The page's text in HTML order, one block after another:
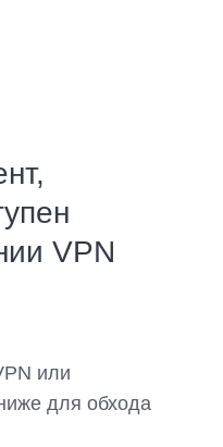
VPN
или
для обхода